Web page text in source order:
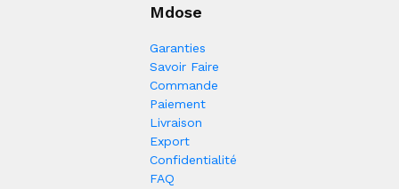
Mdose
Garanties
Savoir Faire
Commande
Paiement
Livraison
Export
Confidentialité
FAQ